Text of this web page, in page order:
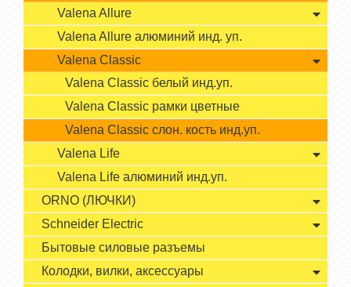
Valena Allure
Valena Allure алюминий инд. уп.
Valena Classic
Valena Classic белый инд.уп.
Valena Classic рамки цветные
Valena Classic слон. кость инд.уп.
Valena Life
Valena Life алюминий инд.уп.
ORNO (ЛЮЧКИ)
Schneider Electric
Бытовые силовые разъемы
Колодки, вилки, аксессуары